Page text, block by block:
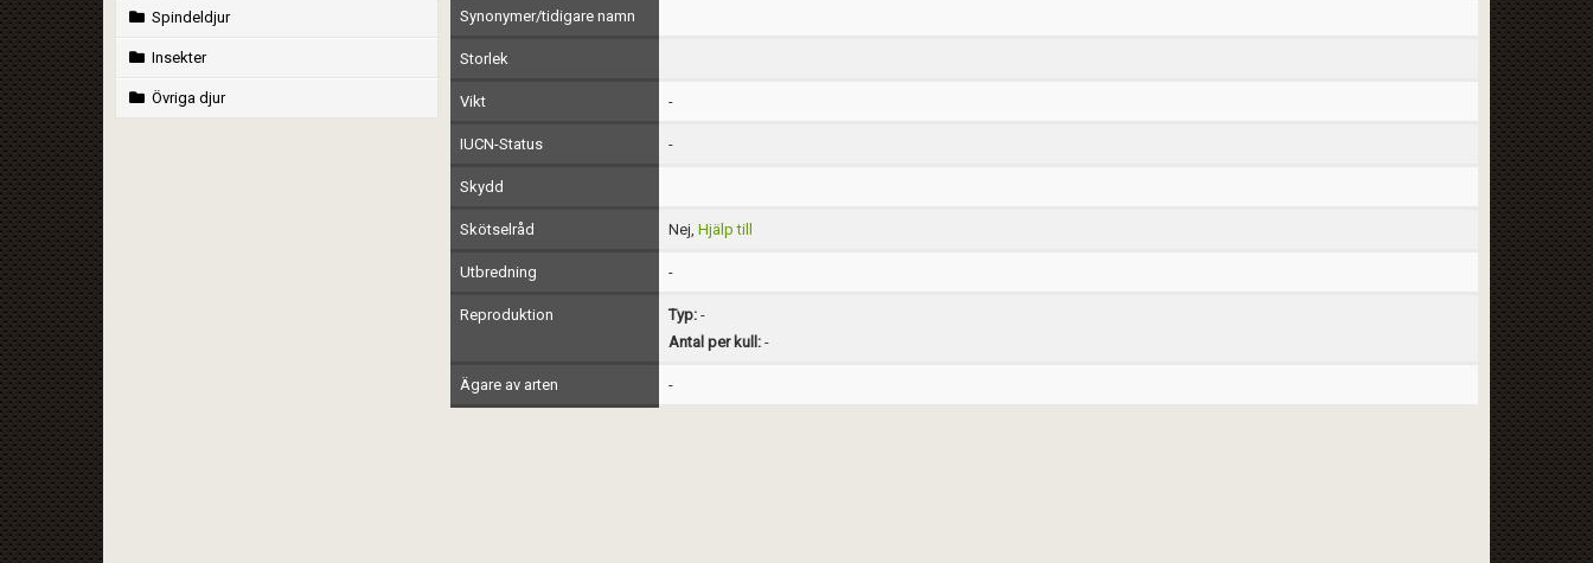
Spindeldjur
Insekter
Övriga djur
Synonymer/tidigare namn
Storlek
Vikt -
IUCN-Status -
Skydd
Skötselråd Nej, Hjälp till
Utbredning -
Reproduktion Typ:-
Antal per kull:-
Ägare av arten -